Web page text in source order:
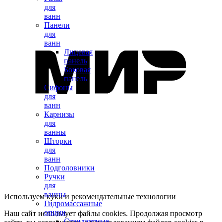
для
ванн
Панели
для
ванн
Лицевая
панель
Боковая
панель
Сифоны
для
ванн
Карнизы
для
ванны
Шторки
для
ванн
Подголовники
Ручки
для
ванны
Гидромассажные
опции
Используем куки и рекомендательные технологии
Наш сайт использует файлы cookies. Продолжая просмотр